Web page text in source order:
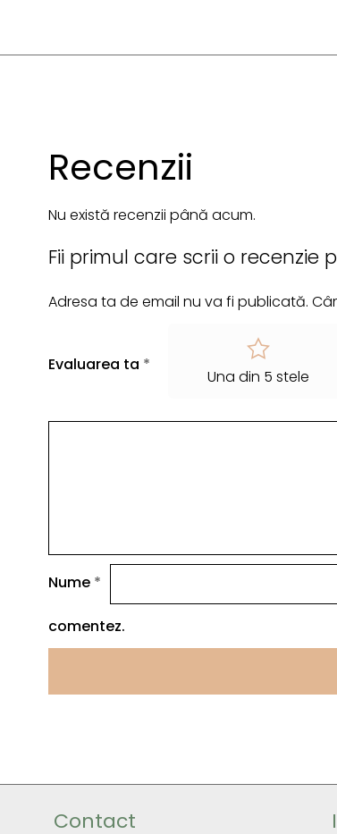
Recenzii
Nu există recenzii până acum.
Fii primul care scrii o recenzie
Adresa ta de email nu va fi publicată.
Evaluarea ta *
Una din 5 stele
Nume *
comentez.
Contact